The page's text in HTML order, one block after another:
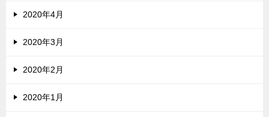
2020年4月
2020年3月
2020年2月
2020年1月